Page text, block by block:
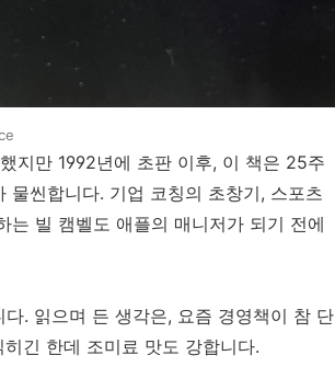
지만1992년에 초판 이후, 이 책은 25주
물씬합니다. 기업 코칭의 초창기, 스포츠
는 빌 캠벨도 애플의 매니저가 되기 전에
다. 읽으며 든 생각은, 요즘 경영책이 참 단
히긴 한데 조미료 맛도 강합니다.